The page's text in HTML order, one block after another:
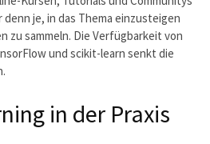
je, in das Thema einzusteigen
zu sammeln. Die Verfügbarkeit von
und scikit-learn senkt die
in der Praxis